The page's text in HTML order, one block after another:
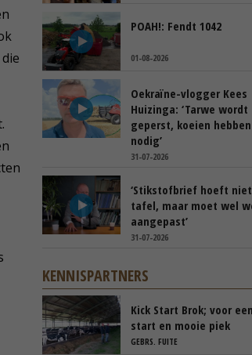
POAH!: Fendt 1042
01-08-2026
Oekraïne-vlogger Kees
Huizinga: ‘Tarwe wordt
geperst, koeien
nodig’
31-07-2026
‘Stikstofbrief hoeft
tafel, maar moet wel
aangepast’
31-07-2026
KENNISPARTNERS
Kick Start Brok; voor
start en mooie piek
GEBRS. FUITE